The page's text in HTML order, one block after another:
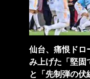
仙台、痛恨ドロ
み上げた「堅固
と「先制弾の伏